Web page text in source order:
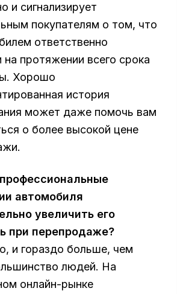
и сигнализирует
покупателям о том, что
ответственно
на протяжении всего срока
Хорошо
история
может даже помочь вам
о более высокой цене
автомобиля
увеличить его
при перепродаже?
и гораздо больше, чем
людей. На
онлайн-рынке